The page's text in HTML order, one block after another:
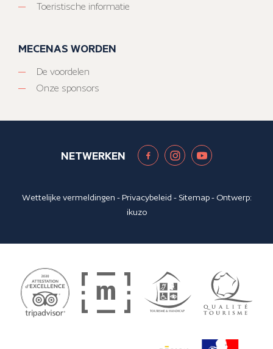
Toeristische informatie
MECENAS WORDEN
De voordelen
Onze sponsors
NETWERKEN
Wettelijke vermeldingen -Privacybeleid - Sitemap- Ontwerp:
ikuzo